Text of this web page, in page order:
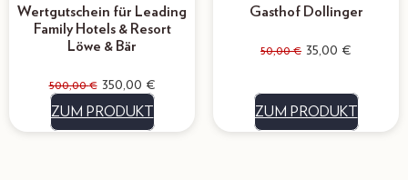
Wertgutschein für Leading
Family Hotels & Resort
Löwe & Bär
500,00€ 350,00 €
ZUM PRODUKT
Gasthof Dollinger
50,00€ 35,00 €
ZUM PRODUKT